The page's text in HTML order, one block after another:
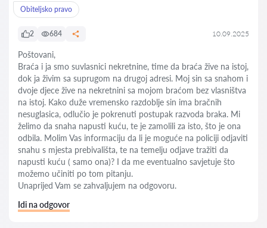
Obiteljsko pravo
2 684 10.09.2025
Poštovani,
Braća i ja smo suvlasnici nekretnine, time da braća žive na istoj,
dok ja živim sa suprugom na drugoj adresi. Moj sin sa snahom i
dvoje djece žive na nekretnini sa mojom braćom bez vlasništva
na istoj. Kako duže vremensko razdoblje sin ima bračnih
nesuglasica, odlučio je pokrenuti postupak razvoda braka. Mi
želimo da snaha napusti kuću, te je zamolili za isto, što je ona
odbila. Molim Vas informaciju da li je moguće na policiji odjaviti
snahu s mjesta prebivališta, te na temelju odjave tražiti da
napusti kuću ( samo ona)? I da me eventualno savjetuje što
možemo učiniti po tom pitanju.
Unaprijed Vam se zahvaljujem na odgovoru.
Idi na odgovor